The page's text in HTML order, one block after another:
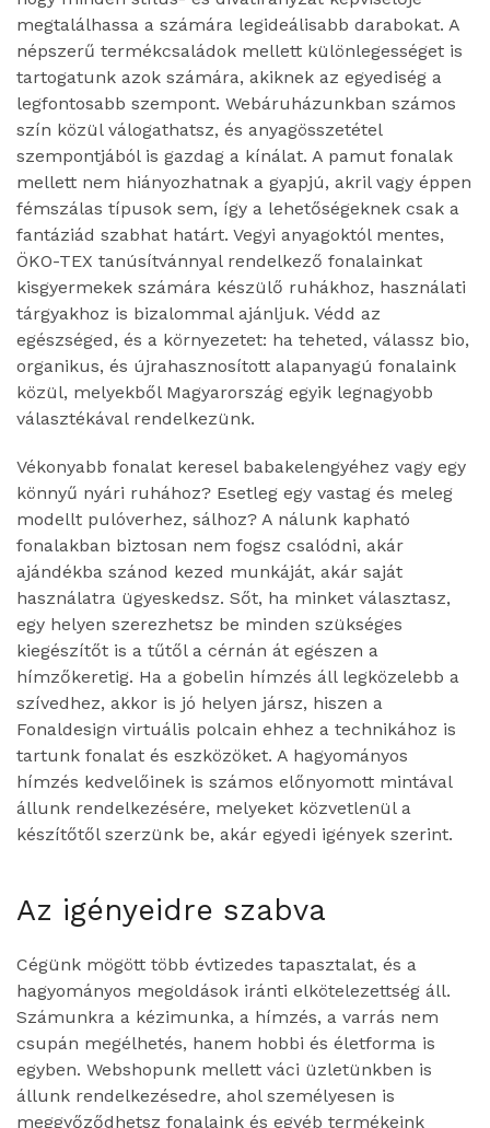
megtalálhassa a számára legideálisabb darabokat. A
népszerű termékcsaládok mellett különlegességet is
tartogatunk azok számára, akiknek az egyediség a
legfontosabb szempont. Webáruházunkban számos
szín közül válogathatsz, és anyagösszetétel
szempontjából is gazdag a kínálat. A pamut fonalak
mellett nem hiányozhatnak a gyapjú, akril vagy éppen
fémszálas típusok sem, így a lehetőségeknek csak a
fantáziád szabhat határt. Vegyi anyagoktól mentes,
ÖKO-TEX tanúsítvánnyal rendelkező fonalainkat
kisgyermekek számára készülő ruhákhoz, használati
tárgyakhoz is bizalommal ajánljuk. Védd az
egészséged, és a környezetet: ha teheted, válassz bio,
organikus, és újrahasznosított alapanyagú fonalaink
közül, melyekből Magyarország egyik legnagyobb
választékával rendelkezünk.
Vékonyabb fonalat keresel babakelengyéhez vagy egy
könnyű nyári ruhához? Esetleg egy vastag és meleg
modellt pulóverhez, sálhoz? A nálunk kapható
fonalakban biztosan nem fogsz csalódni, akár
ajándékba szánod kezed munkáját, akár saját
használatra ügyeskedsz. Sőt, ha minket választasz,
egy helyen szerezhetsz be minden szükséges
kiegészítőt is a tűtől a cérnán át egészen a
hímzőkeretig. Ha a gobelin hímzés áll legközelebb a
szívedhez, akkor is jó helyen jársz, hiszen a
Fonaldesign virtuális polcain ehhez a technikához is
tartunk fonalat és eszközöket. A hagyományos
hímzés kedvelőinek is számos előnyomott mintával
állunk rendelkezésére, melyeket közvetlenül a
készítőtől szerzünk be, akár egyedi igények szerint.
Az igényeidre szabva
Cégünk mögött több évtizedes tapasztalat, és a
hagyományos megoldások iránti elkötelezettség áll.
Számunkra a kézimunka, a hímzés, a varrás nem
csupán megélhetés, hanem hobbi és életforma is
egyben. Webshopunk mellett váci üzletünkben is
állunk rendelkezésedre, ahol személyesen is
meggyőződhetsz fonalaink és egyéb termékeink